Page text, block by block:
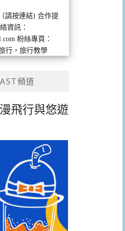
請按連結) 合作提
資訊：
粉絲專頁：
行，旅行教學
頻道
飛行與悠遊